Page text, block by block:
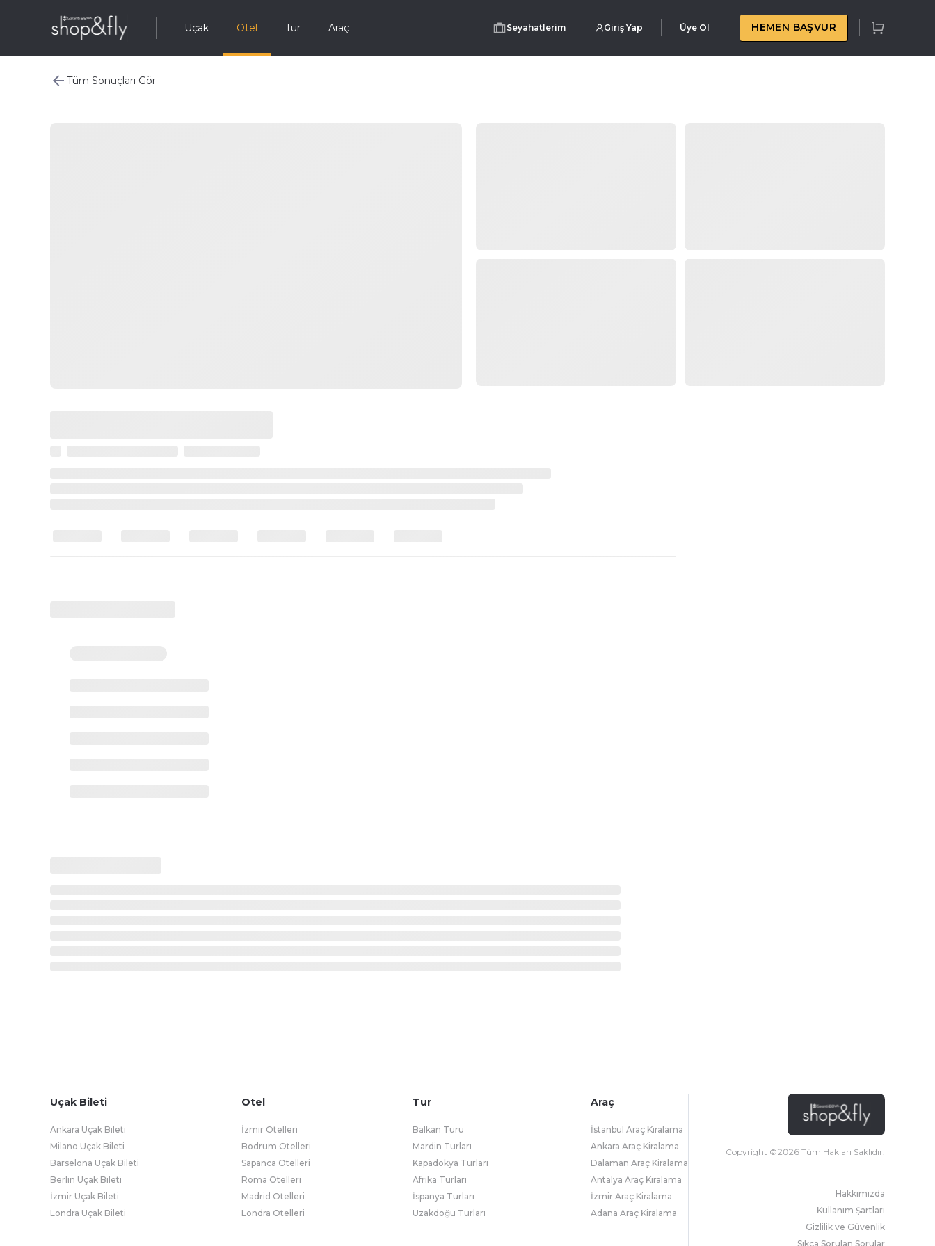
Uçak Otel Tur Araç Seyahatlerim Giriş Yap Üye Ol HEMEN BAŞVUR
Tüm Sonuçları Gör
Uçak Bileti
Ankara Uçak Bileti
Milano Uçak Bileti
Barselona Uçak Bileti
Berlin Uçak Bileti
İzmir Uçak Bileti
Londra Uçak Bileti
Otel
İzmir Otelleri
Bodrum Otelleri
Sapanca Otelleri
Roma Otelleri
Madrid Otelleri
Londra Otelleri
Tur
Balkan Turu
Mardin Turları
Kapadokya Turları
Afrika Turları
İspanya Turları
Uzakdoğu Turları
Araç
İstanbul Araç Kiralama
Ankara Araç Kiralama
Dalaman Araç Kiralama
Antalya Araç Kiralama
İzmir Araç Kiralama
Adana Araç Kiralama
Copyright ©2026 Tüm Hakları Saklıdır.
Hakkımızda
Kullanım Şartları
Gizlilik ve Güvenlik
Sıkça Sorulan Sorular